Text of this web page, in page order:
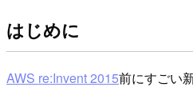
はじめに
AWS re:Invent 2015前にすごい